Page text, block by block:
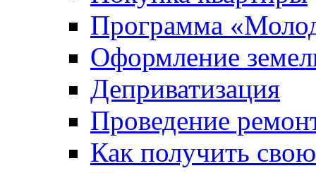
Программа
Оформление
Деприватизация
Проведение
Как получить